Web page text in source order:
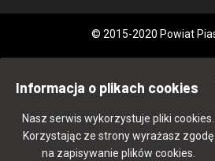
© 2015-2020 Powiat
Informacja o plikach cookies
Nasz serwis wykorzystuje pliki cookies.
Korzystając ze strony wyrażasz zgodę
na zapisywanie plików cookies.